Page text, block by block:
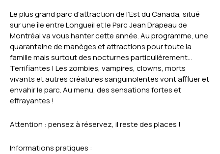
Le plus grand parc d’attraction de l’Est du Canada, situé
sur une île entre Longueil et le Parc Jean Drapeau de
Montréal va vous hanter cette année. Au programme, une
quarantaine de manèges et attractions pour toute la
famille mais surtout des nocturnes particulièrement…
Terrifiantes ! Les zombies, vampires, clowns, morts
vivants et autres créatures sanguinolentes vont affluer et
envahir le parc. Au menu, des sensations fortes et
effrayantes !
Attention : pensez à réservez, il reste des places !
Informations pratiques :